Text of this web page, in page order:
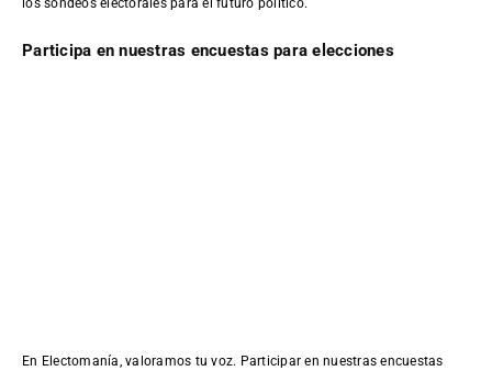
Participa en nuestras encuestas para elecciones
En Electomanía, valoramos tu voz. Participar en nuestras encuestas